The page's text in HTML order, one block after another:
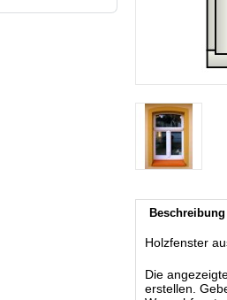
Beschreibung
Holzfenster
Die
erstellen.